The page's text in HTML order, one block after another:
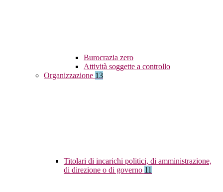
Burocrazia zero
Attività soggette a controllo
Organizzazione 13
Titolari di incarichi politici, di amministrazione,
di direzione o di governo 11